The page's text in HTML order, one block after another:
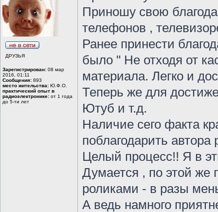
ДРУЗЬЯ
Зарегистрирован: 08 мар
2016, 01:11
Сообщения: 893
место жительства: Ю.Ф.О.
практический опыт в
радиоэлектронике: от 1 года
до 5-ти лет
Приношу свою
телефонов ,
Ранее принести
было " Не отходя от
материала. Легко и
Теперь же для
Ютуб и т.д.
Наличие сего факта
поблагодарить
Целый процесс!! Я в
Думается , по этой же
роликами - в разы
А ведь намного